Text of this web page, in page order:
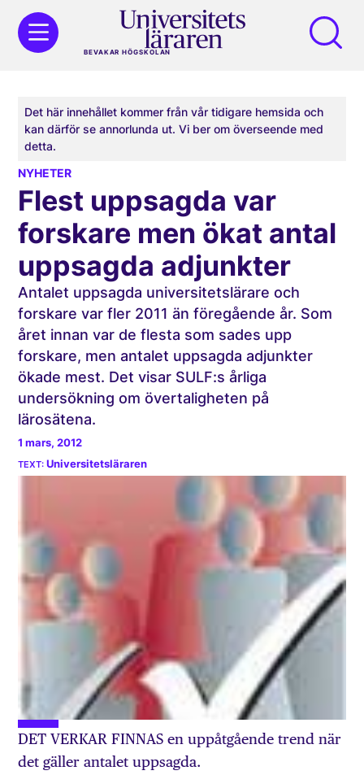
BEVAKAR HÖGSKOLAN
Det här innehållet kommer från vår tidigare hemsida och
kan därför se annorlunda ut. Vi ber om överseende med
detta.
NYHETER
Flest uppsagda var
forskare men ökat antal
uppsagda adjunkter
Antalet uppsagda universitetslärare och
forskare var fler 2011 än föregående år. Som
året innan var de flesta som sades upp
forskare, men antalet uppsagda adjunkter
ökade mest. Det visar SULF:s årliga
undersökning om övertaligheten på
lärosätena.
1 mars, 2012
Universitetsläraren
DET VERKAR FINNAS en uppåtgående trend när
det gäller antalet uppsagda.